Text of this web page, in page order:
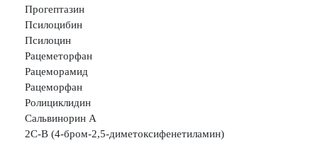
Прогептазин
Псилоцибин
Псилоцин
Рацеметорфан
Рацеморамид
Рацеморфан
Ролициклидин
Сальвинорин А
2С-В (4-бром-2,5-диметоксифенетиламин)